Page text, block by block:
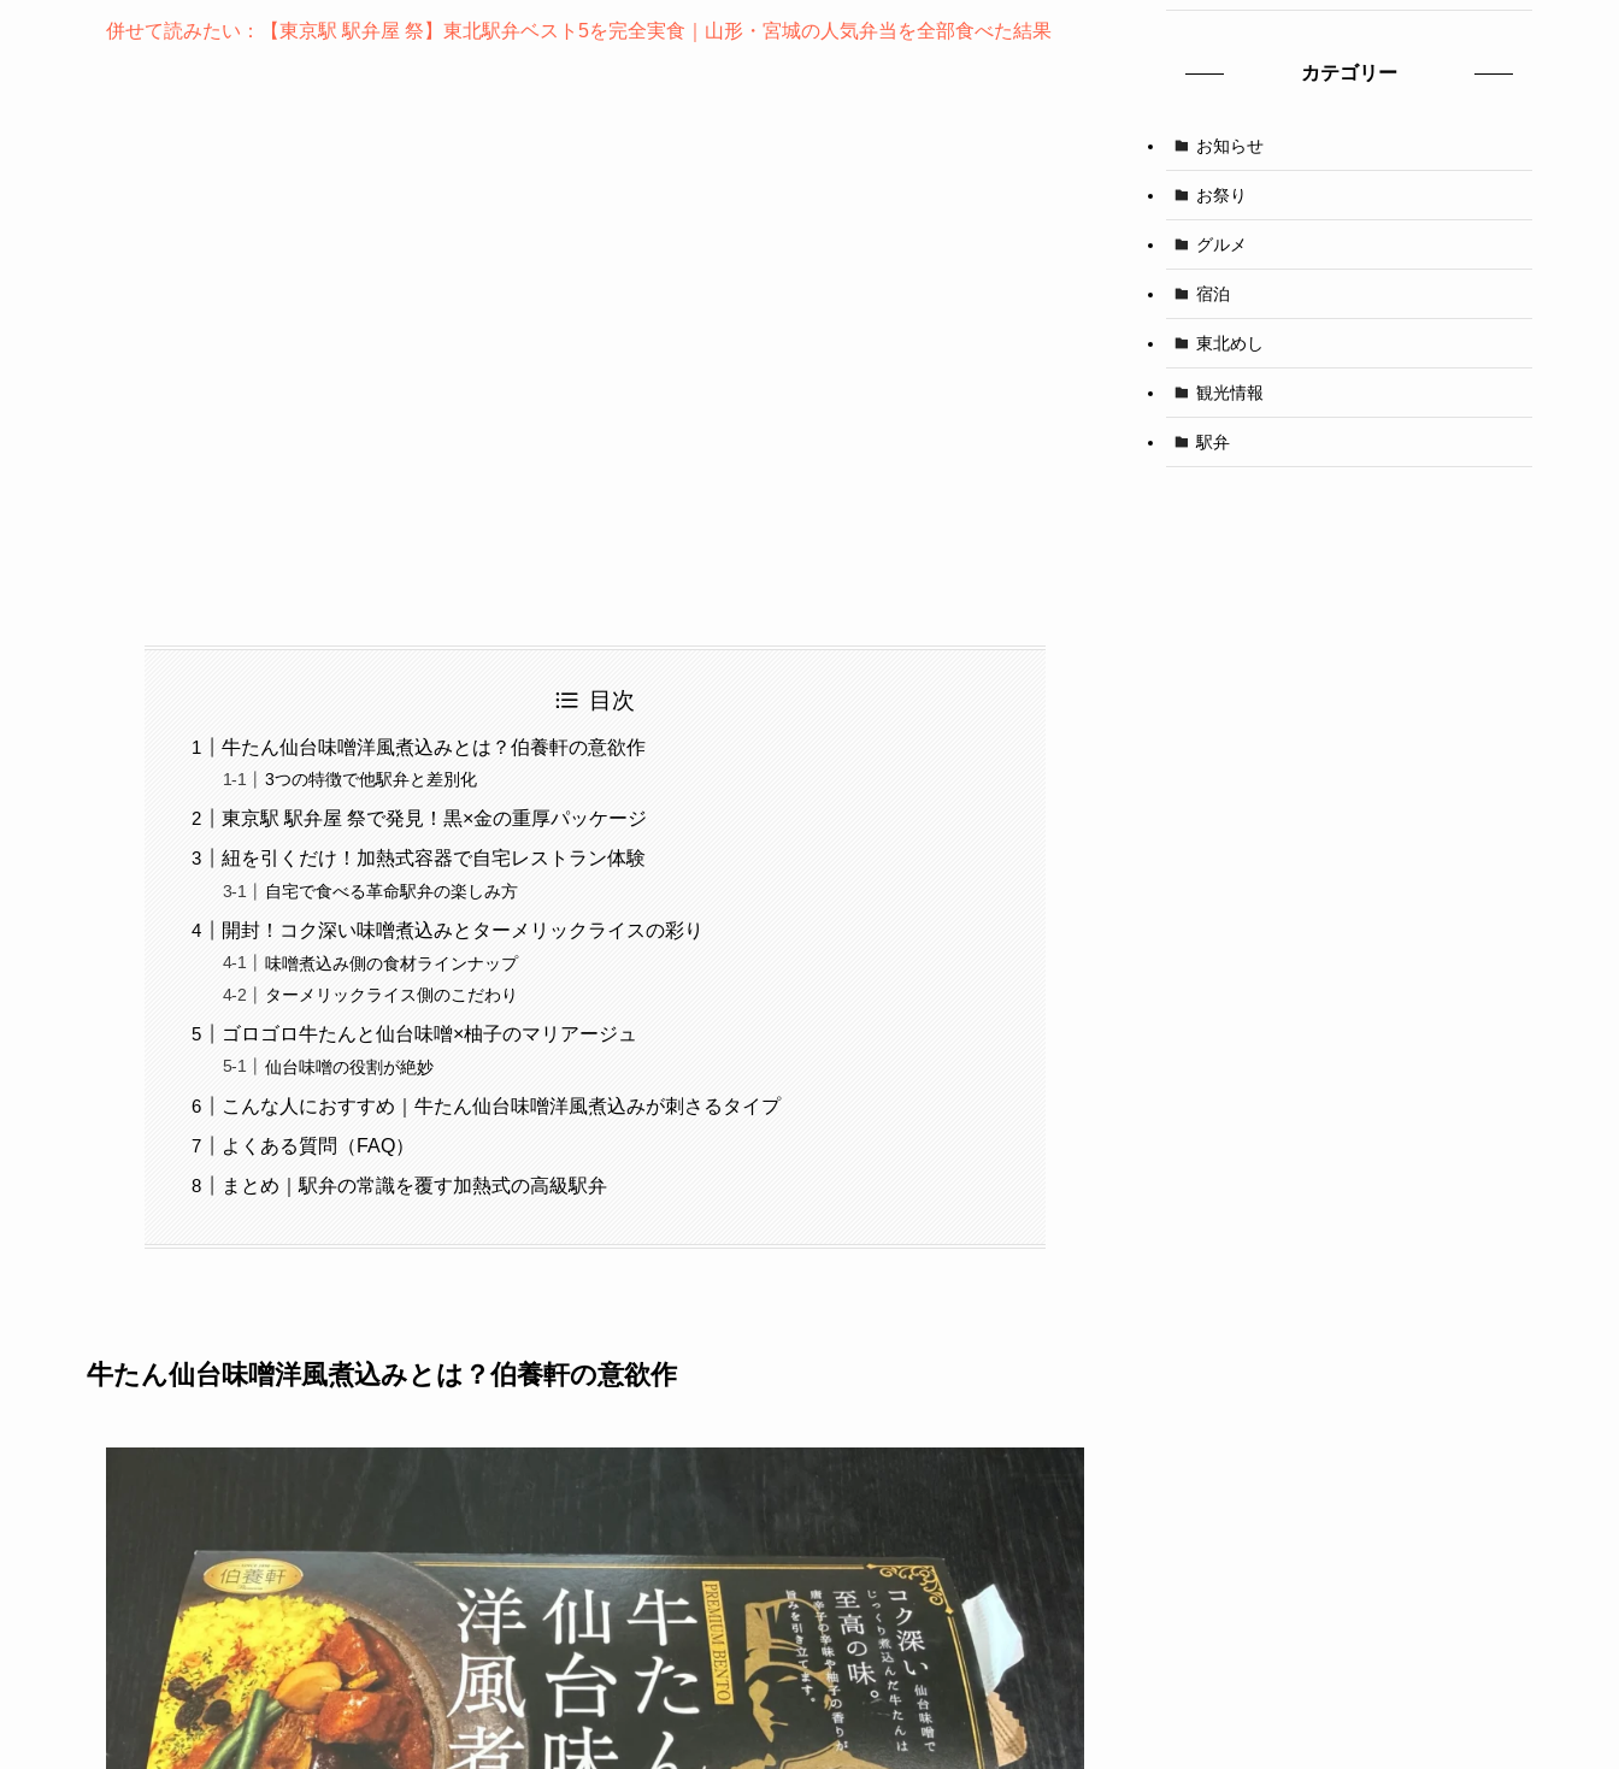
併せて読みたい：【東京駅 駅弁屋 祭】東北駅弁ベスト5を完全実食｜山形・宮城の人気弁当を全部食べた結果
目次
牛たん仙台味噌洋風煮込みとは？伯養軒の意欲作
3つの特徴で他駅弁と差別化
東京駅 駅弁屋 祭で発見！黒×金の重厚パッケージ
紐を引くだけ！加熱式容器で自宅レストラン体験
自宅で食べる革命駅弁の楽しみ方
開封！コク深い味噌煮込みとターメリックライスの彩り
味噌煮込み側の食材ラインナップ
ターメリックライス側のこだわり
ゴロゴロ牛たんと仙台味噌×柚子のマリアージュ
仙台味噌の役割が絶妙
こんな人におすすめ｜牛たん仙台味噌洋風煮込みが刺さるタイプ
よくある質問（FAQ）
まとめ｜駅弁の常識を覆す加熱式の高級駅弁
牛たん仙台味噌洋風煮込みとは？伯養軒の意欲作
カテゴリー
お知らせ
お祭り
グルメ
宿泊
東北めし
観光情報
駅弁